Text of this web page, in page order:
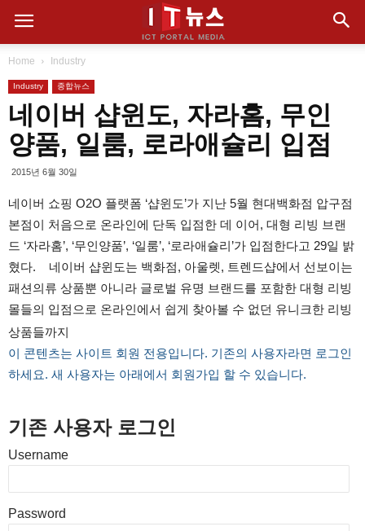
Home Industry
Industry 종합뉴스
네이버 샵윈도, 자라홈, 무인
양품, 일룸, 로라애슐리 입점
2015년 6월 30일
네이버 쇼핑 O2O 플랫폼 ‘샵윈도’가 지난 5월 현대백화점 압구점
본점이 처음으로 온라인에 단독 입점한 데 이어, 대형 리빙 브랜
드 ‘자라홈’, ‘무인양품’, ‘일룸’, ‘로라애슐리’가 입점한다고 29일 밝
혔다. 네이버 샵윈도는 백화점, 아울렛, 트렌드샵에서 선보이는
패션의류 상품뿐 아니라 글로벌 유명 브랜드를 포함한 대형 리빙
몰들의 입점으로 온라인에서 쉽게 찾아볼 수 없던 유니크한 리빙
상품들까지
이 콘텐츠는 사이트 회원 전용입니다. 기존의 사용자라면 로그인
하세요. 새 사용자는 아래에서 회원가입 할 수 있습니다.
기존 사용자 로그인
Username
Password